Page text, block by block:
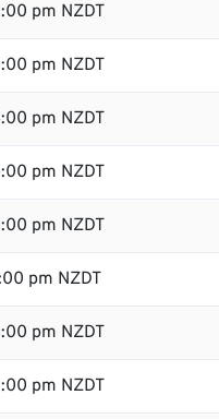
pm NZDT
pm NZDT
pm NZDT
pm NZDT
pm NZDT
pm NZDT
pm NZDT
pm NZDT